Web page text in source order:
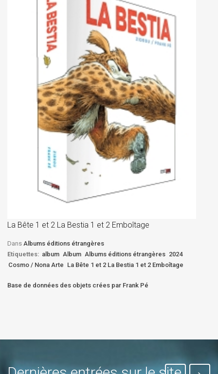
La Bête 1 et 2 La Bestia 1 et 2 Emboîtage
Dans Albums éditions étrangères
Etiquettes: album Album Albums éditions étrangères 2024
Cosmo / Nona Arte La Bête 1 et 2 La Bestia 1 et 2 Emboîtage
Base de données des objets crées par Frank Pé